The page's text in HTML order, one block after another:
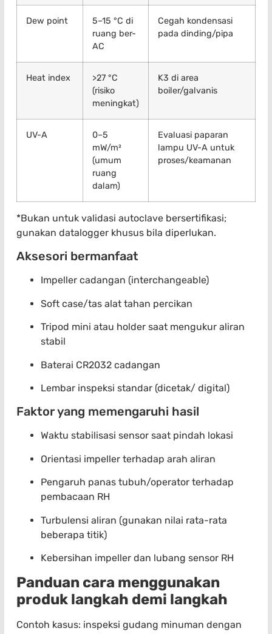
Dew point
5–15 °C di
ruang ber-
AC
Cegah kondensasi
pada dinding/pipa
Heat index
>27 °C
(risiko
meningkat)
K3 di area
boiler/galvanis
UV-A
0–5
mW/m²
(umum
ruang
dalam)
Evaluasi paparan
lampu UV-A untuk
proses/keamanan
*Bukan untuk validasi autoclave bersertifikasi;
gunakan datalogger khusus bila diperlukan.
Aksesori bermanfaat
Impeller cadangan (interchangeable)
Soft case/tas alat tahan percikan
Tripod mini atau holder saat mengukur aliran
stabil
Baterai CR2032 cadangan
Lembar inspeksi standar (dicetak/ digital)
Faktor yang memengaruhi hasil
Waktu stabilisasi sensor saat pindah lokasi
Orientasi impeller terhadap arah aliran
Pengaruh panas tubuh/operator terhadap
pembacaan RH
Turbulensi aliran (gunakan nilai rata-rata
beberapa titik)
Kebersihan impeller dan lubang sensor RH
Panduan cara menggunakan
produk langkah demi langkah
Contoh kasus: inspeksi gudang minuman dengan